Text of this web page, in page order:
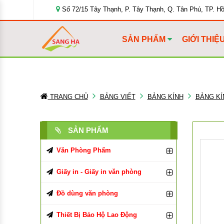
Số 72/15 Tây Thạnh, P. Tây Thạnh, Q. Tân Phú, TP.
SẢN PHẨM GIỚI
TRANG CHỦ BẢNG VIẾT BẢNG KÍNH BẢNG
SẢN PHẨM
Văn Phòng Phẩm
Bút Viết Các Loại
Bút Bi
Bút Chì, Ruột Chì
Bìa Đựng Hồ Sơ
Bìa Màu
Tập, Vở, Sổ
Giấy in - Giấy in văn phòng
Giấy In, Giấy Photocopy
Giấy in Double A
Giấy văn phòng
Đồ dùng văn phòng
Đồ Dùng Văn Phòng Phẩm
Thiết Bị Bảo Hộ Lao Động